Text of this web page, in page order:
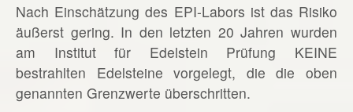
Nach Einschätzung des EPI-Labors ist das Risiko
äußerst gering. In den letzten 20 Jahren wurden
am Institut für Edelstein Prüfung KEINE
bestrahlten Edelsteine vorgelegt, die die oben
genannten Grenzwerte überschritten.